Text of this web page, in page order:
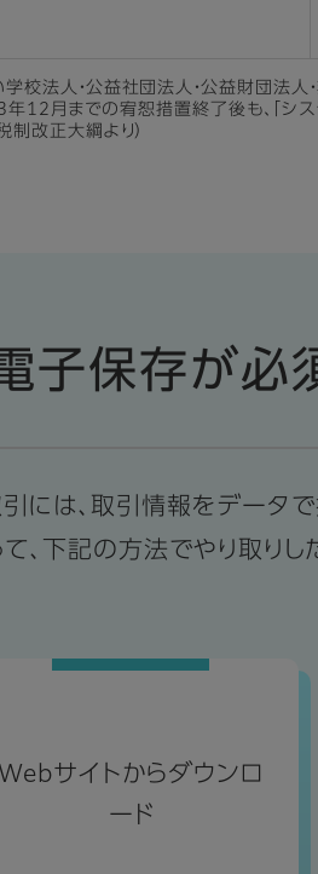
法人・公益社団法人・公益財団法人
までの宥恕措置終了後も、「シス
制改正大綱より）
子保存が必
には、取引情報をデータ
て、下記の方法でやり取り
Webサイトからダウンロ
ード